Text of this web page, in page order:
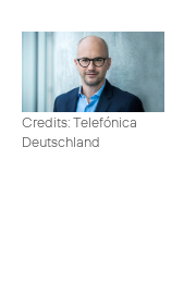
Credits: Telefónica
Deutschland